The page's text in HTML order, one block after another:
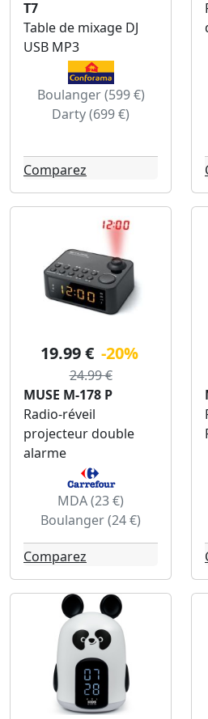
T7
Table de mixage DJ
USB MP3
Boulanger (599 €)
Darty (699 €)
Comparez
19.99 € -20%
24.99 €
MUSE M-178 P
Radio-réveil
projecteur double
alarme
MDA (23 €)
Boulanger (24 €)
Comparez